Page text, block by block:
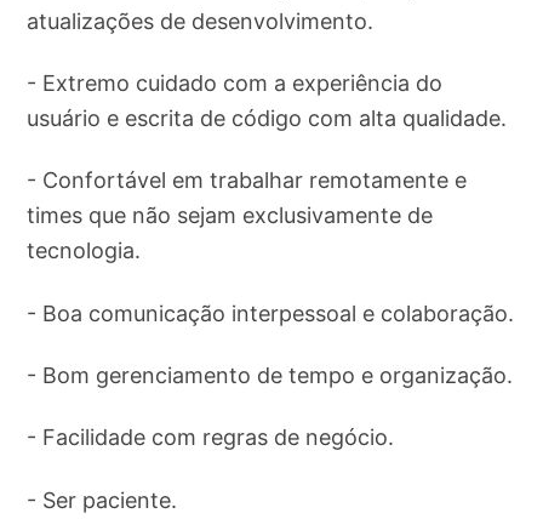
atualizações de desenvolvimento.
- Extremo cuidado com a experiência do
usuário e escrita de código com alta qualidade.
- Confortável em trabalhar remotamente e
times que não sejam exclusivamente de
tecnologia.
- Boa comunicação interpessoal e colaboração.
- Bom gerenciamento de tempo e organização.
- Facilidade com regras de negócio.
- Ser paciente.